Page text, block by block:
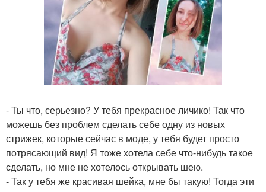
- Ты что, серьезно? У тебя прекрасное личико! Так что
можешь без проблем сделать себе одну из новых
стрижек, которые сейчас в моде, у тебя будет просто
потрясающий вид! Я тоже хотела себе что-нибудь такое
сделать, но мне не хотелось открывать шею.
- Так у тебя же красивая шейка, мне бы такую! Тогда эти